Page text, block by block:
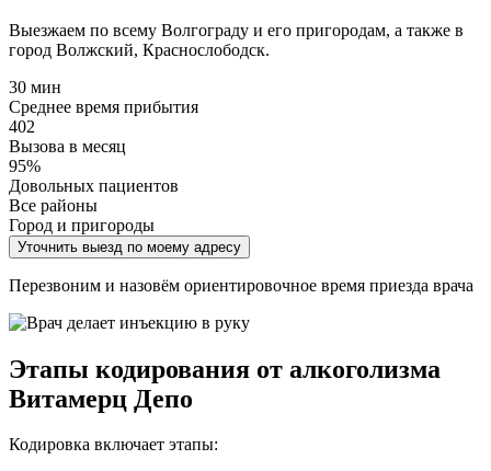
Выезжаем по всему Волгограду и его пригородам, а также в
город Волжский, Краснослободск.
30 мин
Среднее время прибытия
402
Вызова в месяц
95%
Довольных пациентов
Все районы
Город и пригороды
Уточнить выезд по моему адресу
Перезвоним и назовём ориентировочное время приезда врача
Этапы кодирования от алкоголизма
Витамерц Депо
Кодировка включает этапы: